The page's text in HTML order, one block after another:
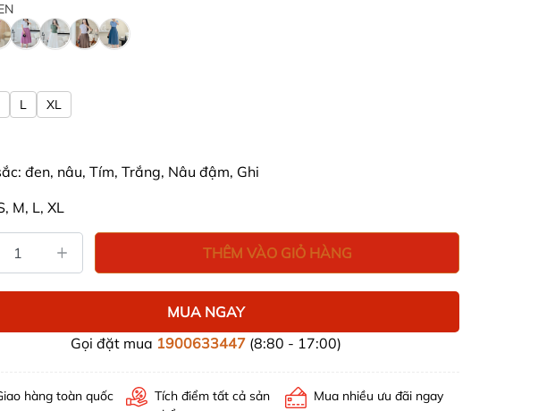
L XL
đen, nâu, Tím, Trắng, Nâu đậm, Ghi
M, L, XL
THÊM VÀO GIỎ HÀNG
MUA NGAY
Gọi đặt mua 1900633447(8:80 - 17:00)
hàng toàn quốc
Tích điểm tất cả sản
Mua nhiều ưu đãi ngay